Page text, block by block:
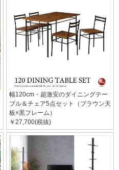
幅120cm・超激安のダイニングテー
ブル＆チェア5点セット（ブラウン天
板×黒フレーム）
￥27,700(税抜)